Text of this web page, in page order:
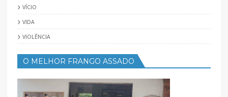
VÍCIO
VIDA
VIOLÊNCIA
O MELHOR FRANGO ASSADO